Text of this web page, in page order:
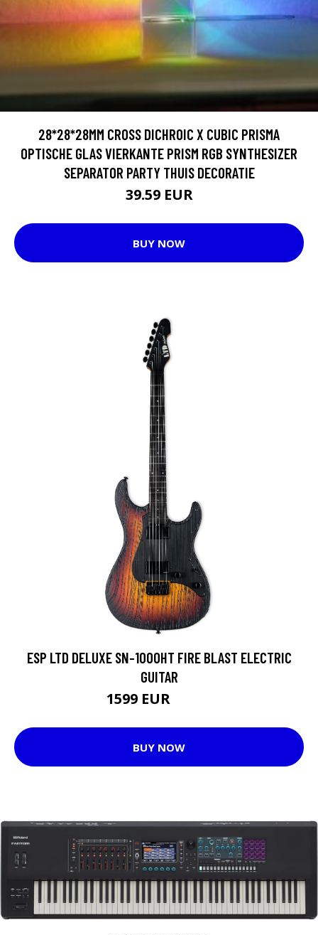
28*28*28MM CROSS DICHROIC X CUBIC PRISMA
OPTISCHE GLAS VIERKANTE PRISM RGB SYNTHESIZER
SEPARATOR PARTY THUIS DECORATIE
39.59 EUR
BUY NOW
ESP LTD DELUXE SN-1000HT FIRE BLAST ELECTRIC
GUITAR
1599 EUR
BUY NOW